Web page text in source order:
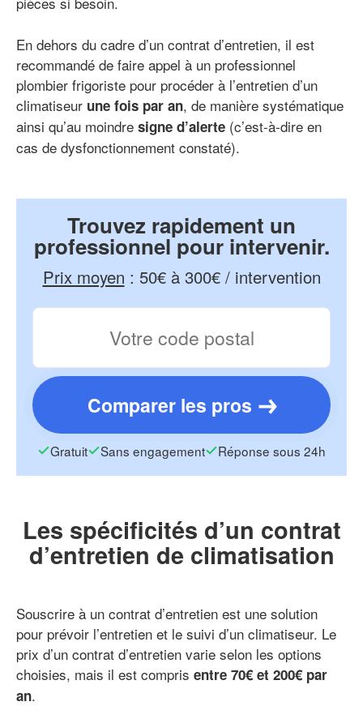
En dehors du cadre d’un contrat d’entretien, il est
recommandé de faire appel à un professionnel
plombier frigoriste pour procéder à l’entretien d’un
climatiseur une fois par an, de manière systématique
ainsi qu’au moindre signe d’alerte (c’est-à-dire en
cas de dysfonctionnement constaté).
Trouvez rapidement un
professionnel pour intervenir.
Prix moyen : 50€ à 300€ / intervention
Comparer les pros
Gratuit Sans engagement Réponse sous 24h
Les spécificités d’un contrat
d’entretien de climatisation
Souscrire à un contrat d’entretien est une solution
pour prévoir l’entretien et le suivi d’un climatiseur. Le
prix d’un contrat d’entretien varie selon les options
choisies, mais il est compris entre 70€ et 200€ par
an.